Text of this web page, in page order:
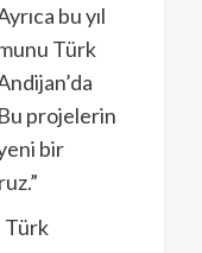
bu yıl
Türk
projelerin
bir
Türk